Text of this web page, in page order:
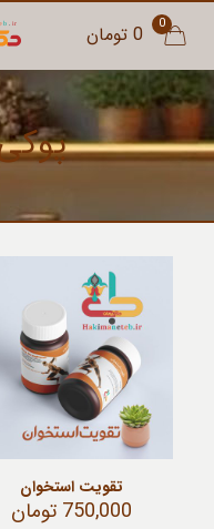
0 0 تومان
تقویت استخوان
750,000 تومان